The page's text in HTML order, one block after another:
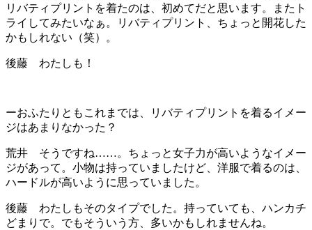
リバティプリントを着たのは、初めてだと思います。またト
ライしてみたいなぁ。リバティプリント、ちょっと開花した
かもしれない（笑）。
後藤 わたしも！
ーおふたりともこれまでは、リバティプリントを着るイメー
ジはあまりなかった？
荒井 そうですね……。ちょっと女子力が高いようなイメー
ジがあって。小物は持っていましたけど、洋服で着るのは、
ハードルが高いように思っていました。
後藤 わたしもそのタイプでした。持っていても、ハンカチ
どまりで。でもそういう方、多いかもしれませんね。